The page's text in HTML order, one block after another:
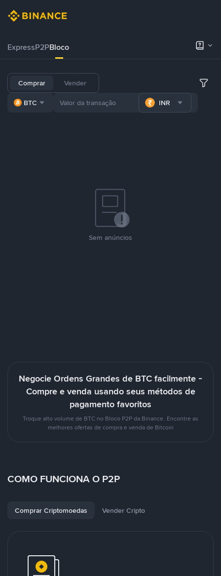
ExpressP2PBloco
Comprar Vender
BTC INR
Sem anúncios
Negocie Ordens Grandes de BTC facilmente -
Compre e venda usando seus métodos de
pagamento favoritos
Troque alto volume de BTC no Bloco P2P da Binance. Encontre as
melhores ofertas de compra e venda de Bitcoin
COMO FUNCIONA O P2P
Comprar Criptomoedas Vender Cripto